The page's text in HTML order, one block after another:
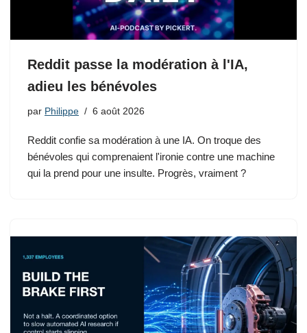
Reddit passe la modération à l'IA,
adieu les bénévoles
par Philippe 6 août 2026
Reddit confie sa modération à une IA. On troque des
bénévoles qui comprenaient l'ironie contre une machine
qui la prend pour une insulte. Progrès, vraiment ?